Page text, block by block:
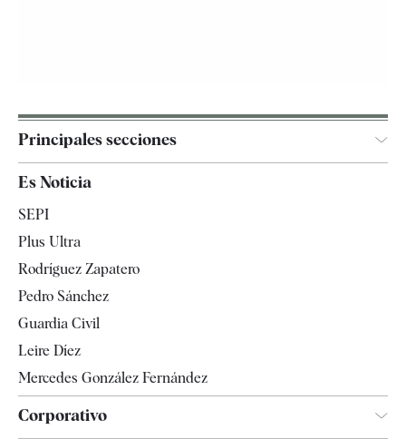
Principales secciones
España
Televisión
Es Noticia
SEPI
Plus Ultra
Rodríguez Zapatero
Pedro Sánchez
Guardia Civil
Leire Díez
Mercedes González Fernández
Corporativo